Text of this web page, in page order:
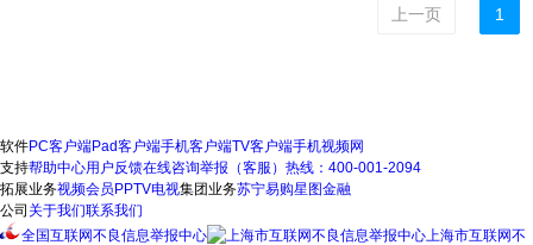
上一页 1
软件PC客户端Pad客户端手机客户端TV客户端手机视频网
支持帮助中心用户反馈在线咨询举报（客服）热线：400-001-2094
拓展业务视频会员 PPTV电视集团业务苏宁易购星图金融
公司 关于我们联系我们
全国互联网不良信息举报中心
上海市互联网不